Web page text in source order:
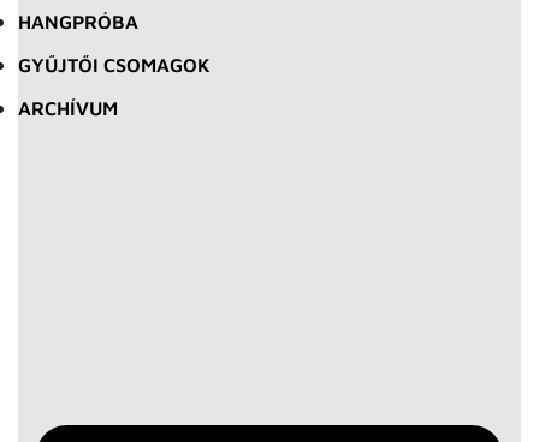
HANGPRÓBA
GYŰJTŐI CSOMAGOK
ARCHÍVUM